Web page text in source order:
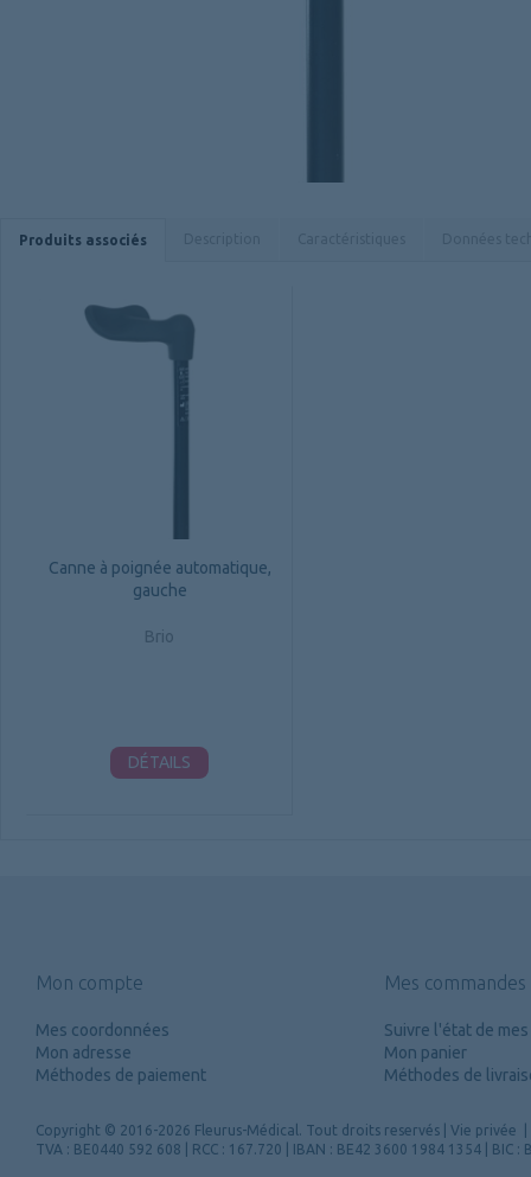
Produits associés
Canne à poignée automatique,
gauche
Brio
DÉTAILS
Mon compte
Mes coordonnées
Mon adresse
Méthodes de paiement
Mes commandes
Suivre l'état de
Mon panier
Méthodes de
Copyright © 2016-2026 Fleurus-Médical. Tout droits reservés Vie privée
TVA : BE0440 592 608 | RCC : 167.720 | IBAN : BE42 3600 1984 1354 | BIC :